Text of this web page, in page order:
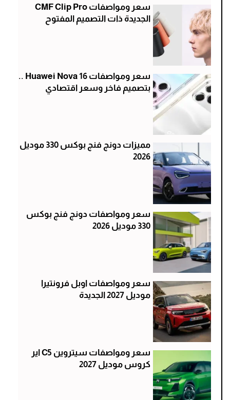
سعر ومواصفات CMF Clip Pro
الجديدة ذات التصميم المفتوح
سعر ومواصفات Huawei Nova 16 ..
بتصميم فاخر وسعر اقتصادي
مميزات دونج فنج بوكس 330 موديل
2026
سعر ومواصفات دونج فنج بوكس
330 موديل 2026
سعر ومواصفات اوبل فرونتيرا
موديل 2027 الجديدة
سعر ومواصفات سيتروين C5 اير
كروس موديل 2027